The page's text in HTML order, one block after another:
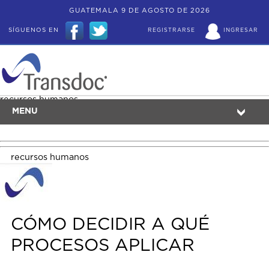
GUATEMALA 9 DE AGOSTO DE 2026
INGRESAR
REGISTRARSE
SÍGUENOS EN
MENU
recursos humanos
recursos humanos
CÓMO DECIDIR A QUÉ
PROCESOS APLICAR